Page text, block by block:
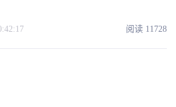
阅读 11728